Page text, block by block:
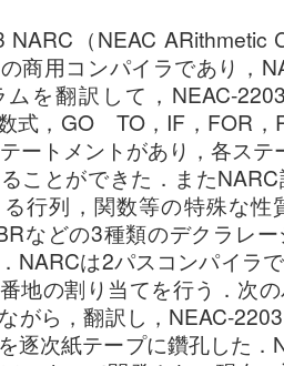
NARC（NEAC ARithmetic
商用コンパイラであり，
を翻訳して，NEAC-
式，GO TO，IF，FOR，
ートメントがあり，各ス
ことができた．また
行列，関数等の特殊な性
などの3種類のデクラレ
NARCは2パスコンパイラ
地の割り当てを行う．次
がら，翻訳し，NEAC-
逐次紙テープに鑽孔した